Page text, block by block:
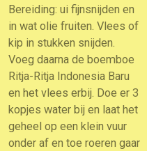
Bereiding: ui fijnsnijden en
in wat olie fruiten. Vlees of
kip in stukken snijden.
Voeg daarna de boemboe
Ritja-Ritja Indonesia Baru
en het vlees erbij. Doe er 3
kopjes water bij en laat het
geheel op een klein vuur
onder af en toe roeren gaar